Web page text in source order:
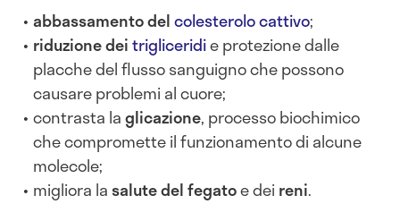
abbassamento delcolesterolo cattivo;
riduzione deitrigliceridie protezione dalle
placche del flusso sanguigno che possono
causare problemi al cuore;
contrasta laglicazione, processo biochimico
che compromette il funzionamento di alcune
molecole;
migliora lasalute del fegatoe dei reni.